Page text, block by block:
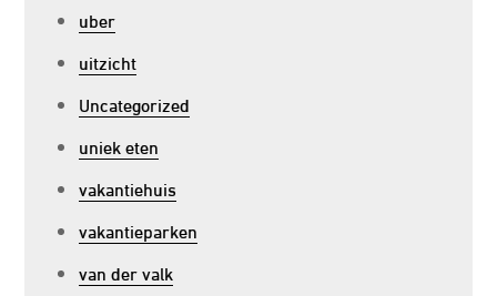
uber
uitzicht
Uncategorized
uniek eten
vakantiehuis
vakantieparken
van der valk